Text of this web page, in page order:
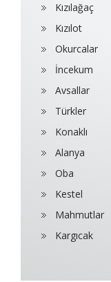
Kızılağaç
Kızılot
Okurcalar
İncekum
Avsallar
Türkler
Konaklı
Alanya
Oba
Kestel
Mahmutlar
Kargıcak